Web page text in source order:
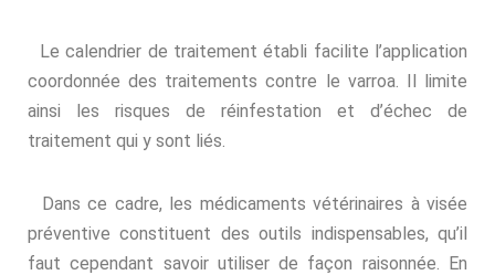
Le calendrier de traitement établi facilite l’application
coordonnée des traitements contre le varroa. Il limite
ainsi les risques de réinfestation et d’échec de
traitement qui y sont liés.
Dans ce cadre, les médicaments vétérinaires à visée
préventive constituent des outils indispensables, qu’il
faut cependant savoir utiliser de façon raisonnée. En